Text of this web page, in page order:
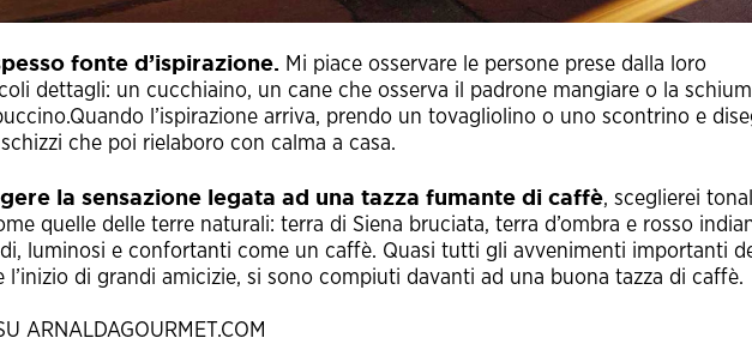
fonte d’ispirazione. Mi piace osservare le persone prese dalla loro
dettagli: un cucchiaino, un cane che osserva il padrone mangiare o la
l’ispirazione arriva, prendo un tovagliolino o uno scontrino e
che poi rielaboro con calma a casa.
la sensazione legata ad una tazza fumante di caffè, sceglierei
quelle delle terre naturali: terra di Siena bruciata, terra d’ombra e rosso
luminosi e confortanti come un caffè. Quasi tutti gli avvenimenti importanti
l’inizio di grandi amicizie, si sono compiuti davanti ad una buona tazza di caffè.
ARNALDAGOURMET.COM